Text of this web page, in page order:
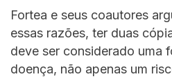
Fortea e seus coautores
essas razões, ter duas
deve ser considerado uma
doença, não apenas um